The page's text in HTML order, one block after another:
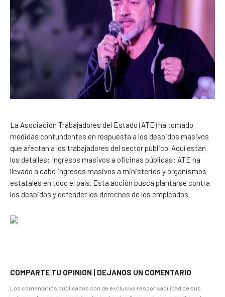
La Asociación Trabajadores del Estado (ATE) ha tomado
medidas contundentes en respuesta a los despidos masivos
que afectan a los trabajadores del sector público. Aquí están
los detalles: Ingresos masivos a oficinas públicas: ATE ha
llevado a cabo ingresos masivos a ministerios y organismos
estatales en todo el país. Esta acción busca plantarse contra
los despidos y defender los derechos de los empleados
COMPARTE TU OPINION | DEJANOS UN COMENTARIO
Los comentarios publicados son de exclusiva responsabilidad de sus